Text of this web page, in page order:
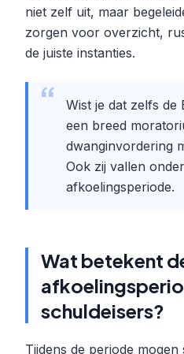
niet zelf uit, maar
zorgen voor overzicht,
de juiste instanties.
Wist je dat zelfs de
een breed
dwanginvordering
Ook zij vallen
afkoelingsperiode.
Wat betekent
schuldeisers?
Tijdens de periode